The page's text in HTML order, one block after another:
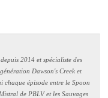
2014 et spécialiste des
Dawson's Creek et
chaque épisode entre le Spoon
de PBLV et les Sauvages